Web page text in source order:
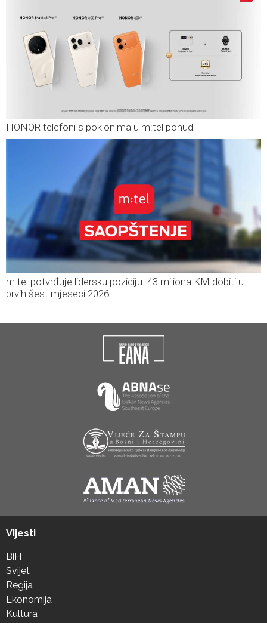
HONOR telefoni s poklonima u m:tel ponudi
m:tel potvrđuje lidersku poziciju: 43 miliona KM dobiti u
prvih šest mjeseci 2026.
Vijesti
BiH
Svijet
Regija
Ekonomija
Kultura